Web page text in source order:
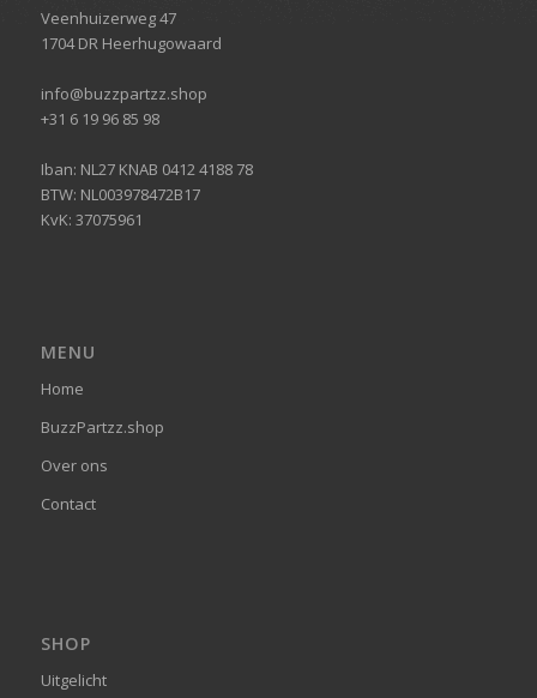
Veenhuizerweg 47
1704 DR Heerhugowaard
info@buzzpartzz.shop
+31 6 19 96 85 98
Iban: NL27 KNAB 0412 4188 78
BTW: NL003978472B17
KvK: 37075961
MENU
Home
BuzzPartzz.shop
Over ons
Contact
SHOP
Uitgelicht